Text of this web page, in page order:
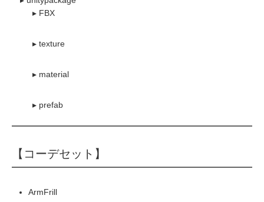
▸ FBX
▸ texture
▸ material
▸ prefab
【コーデセット】
ArmFrill